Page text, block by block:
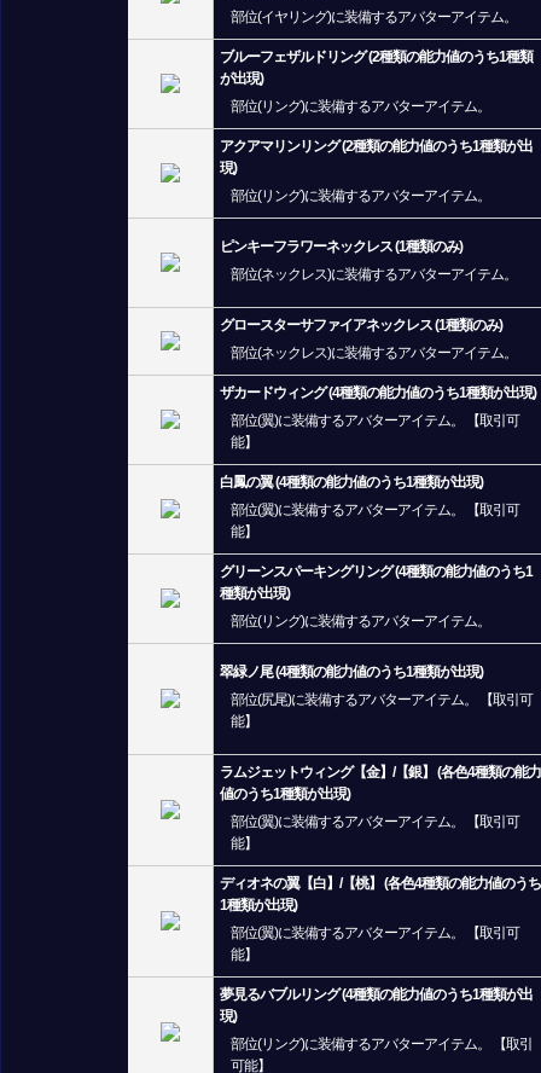
部位(イヤリング)に装備するアバターアイテム。
ブルーフェザルドリング (2種類の能力値のうち1種類
が出現)
部位(リング)に装備するアバターアイテム。
アクアマリンリング (2種類の能力値のうち1種類が出
現)
部位(リング)に装備するアバターアイテム。
ピンキーフラワーネックレス (1種類のみ)
部位(ネックレス)に装備するアバターアイテム。
グロースターサファイアネックレス (1種類のみ)
部位(ネックレス)に装備するアバターアイテム。
ザカードウィング (4種類の能力値のうち1種類が出現)
部位(翼)に装備するアバターアイテム。 【取引可
能】
白鳳の翼 (4種類の能力値のうち1種類が出現)
部位(翼)に装備するアバターアイテム。 【取引可
能】
グリーンスパーキングリング (4種類の能力値のうち1
種類が出現)
部位(リング)に装備するアバターアイテム。
翠緑ノ尾 (4種類の能力値のうち1種類が出現)
部位(尻尾)に装備するアバターアイテム。 【取引可
能】
ラムジェットウィング【金】/【銀】 (各色4種類の能力
値のうち1種類が出現)
部位(翼)に装備するアバターアイテム。 【取引可
能】
ディオネの翼【白】/【桃】 (各色4種類の能力値のうち
1種類が出現)
部位(翼)に装備するアバターアイテム。 【取引可
能】
夢見るバブルリング (4種類の能力値のうち1種類が出
現)
部位(リング)に装備するアバターアイテム。 【取引
可能】